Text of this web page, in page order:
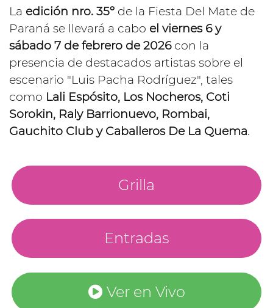
La edición nro. 35º de la Fiesta Del Mate de
Paraná se llevará a cabo el viernes 6 y
sábado 7 de febrero de 2026con la
presencia de destacados artistas sobre el
escenario "Luis Pacha Rodríguez", tales
como Lali Espósito, Los Nocheros, Coti
Sorokin, Raly Barrionuevo, Rombai,
Gauchito Club y Caballeros De La Quema.
Grilla
Entradas
Ver en Vivo